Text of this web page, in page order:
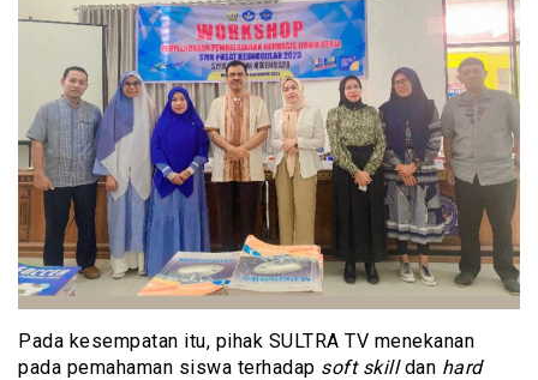
Pada kesempatan itu, pihak SULTRA TV menekanan
pada pemahaman siswa terhadap soft skilldan hard